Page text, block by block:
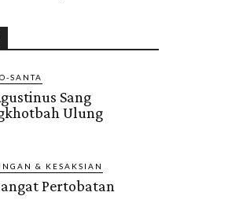
SANTA
Sang
Ulung
& KESAKSIAN
Pertobatan